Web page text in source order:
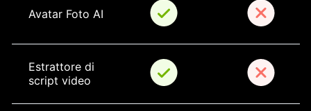
Avatar Foto AI
Estrattore di
script video